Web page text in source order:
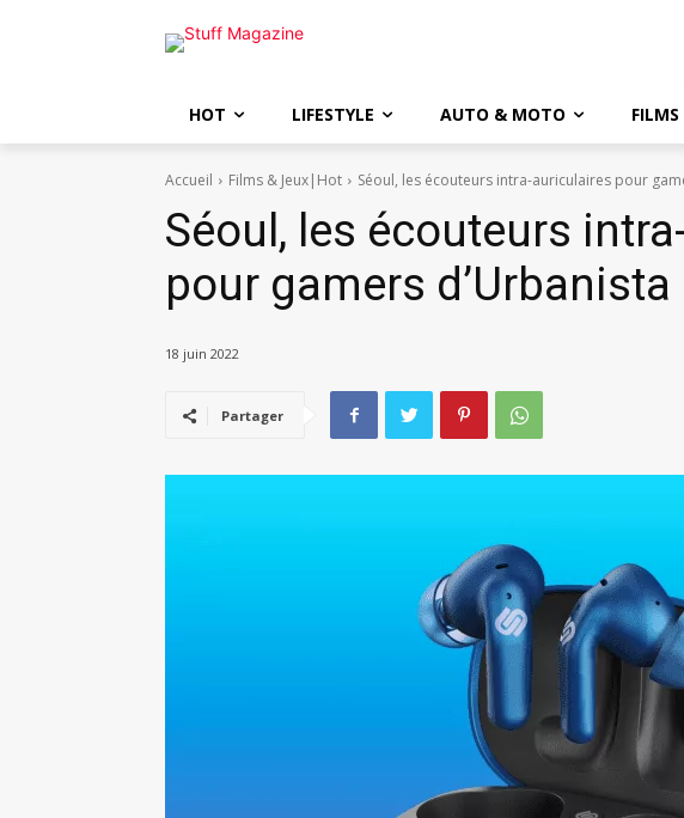
HOT LIFESTYLE AUTO & MOTO
Accueil Films & Jeux|Hot Séoul, les écouteurs intra-auriculaires pour
Séoul, les écouteurs
pour gamers d’Urbanista
18 juin 2022
Partager